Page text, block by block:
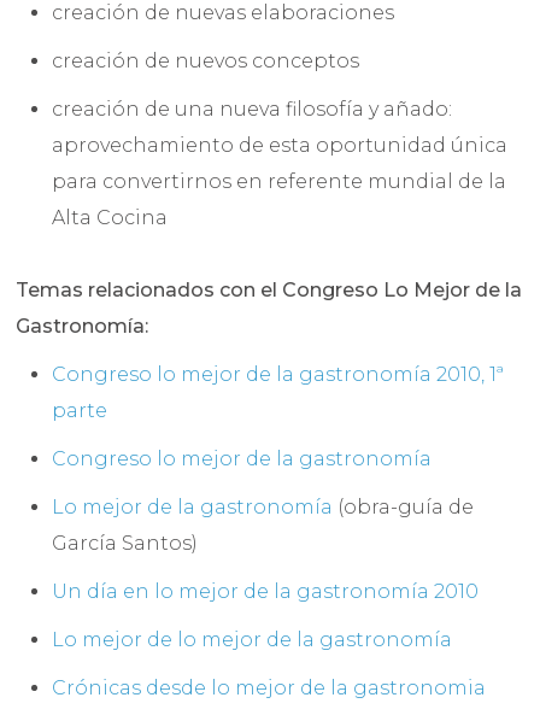
creación de nuevas elaboraciones
creación de nuevos conceptos
creación de una nueva filosofía y añado:
aprovechamiento de esta oportunidad única
para convertirnos en referente mundial de la
Alta Cocina
Temas relacionados con el Congreso Lo Mejor de la
Gastronomía:
Congreso lo mejor de la gastronomía 2010, 1ª
parte
Congreso lo mejor de la gastronomía
Lo mejor de la gastronomía (obra-guía de
García Santos)
Un día en lo mejor de la gastronomía 2010
Lo mejor de lo mejor de la gastronomía
Crónicas desde lo mejor de la gastronomia